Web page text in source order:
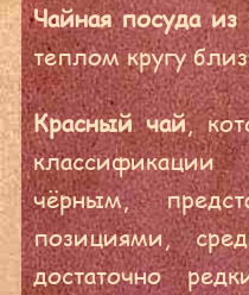
Чайная посуда из
теплом кругу
Красныйчай,
чёрным,
позициями,
достаточно